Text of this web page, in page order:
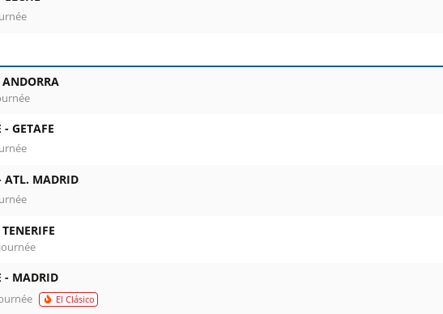
ANDORRA
- GETAFE
ATL. MADRID
TENERIFE
- MADRID
El Clásico